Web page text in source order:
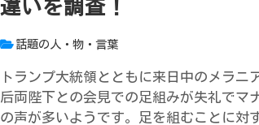
違いを調査！
話題の人・物・言葉
トランプ大統領とともに来日中のメラニ
后両陛下との会見での足組みが失礼でマ
の声が多いようです。足を組むことに対